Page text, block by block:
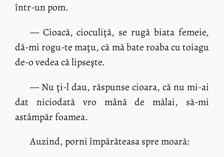
într-un pom.
— Cioacă, cioculiţă, se rugă biata femeie,
dă-mi rogu-te maţu, că mă bate roaba cu toiagu
de-o vedea că lipseşte.
— Nu ţi-l dau, răspunse cioara, că nu mi-ai
dat niciodată vro mână de mălai, să-mi
astâmpăr foamea.
Auzind, porni împărăteasa spre moară: